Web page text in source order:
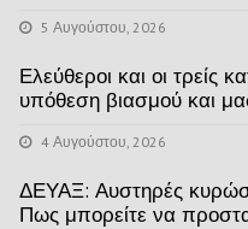
5 Αυγούστου, 2026
Ελεύθεροι και οι τρείς
υπόθεση βιασμού και
4 Αυγούστου, 2026
ΔΕΥΑΞ: Αυστηρές
Πως μπορείτε να